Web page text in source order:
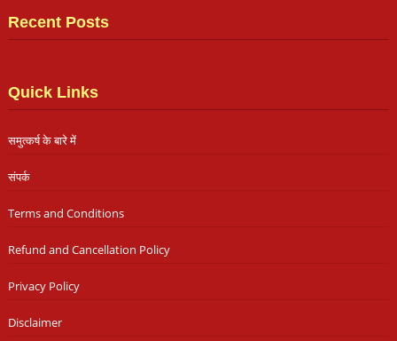
Recent Posts
Quick Links
समुत्कर्ष के बारे में
संपर्क
Terms and Conditions
Refund and Cancellation Policy
Privacy Policy
Disclaimer